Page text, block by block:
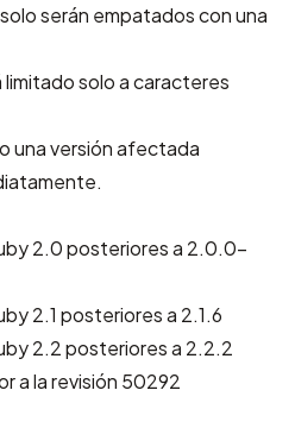
serán empatados con una
solo a caracteres
una versión afectada
2.0 posteriores a 2.0.0-
2.1 posteriores a 2.1.6
2.2 posteriores a 2.2.2
a la revisión 50292